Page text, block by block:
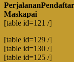
Perjalanan
Maskapai
[table id=121 /]
[table id=129 /]
[table id=130 /]
[table id=125 /]